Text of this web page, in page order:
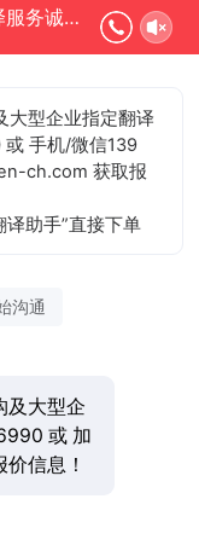
贯日翻译，逾20年翻译服务诚信单位正在为您服务
大型企业指定翻译
手机/微信139
ch.com 获取报
助手”直接下单
沟通
及大型企
或 加
信息！